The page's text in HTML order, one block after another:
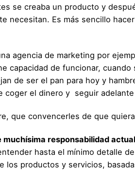
se creaba un producto y
necesitan. Es más sencillo
agencia de marketing por
capacidad de funcionar,
de ser el pan para hoy y
coger el dinero y seguir adelante
que convencerles de que
responsabilidad
hasta el mínimo detalle
productos y servicios,